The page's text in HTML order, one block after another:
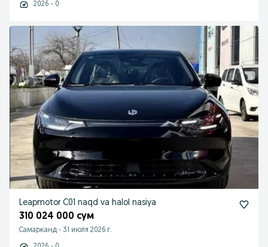
2026 - 0
Leapmotor C01 naqd va halol nasiya
310 024 000 сум
Самарканд - 31 июля 2026 г.